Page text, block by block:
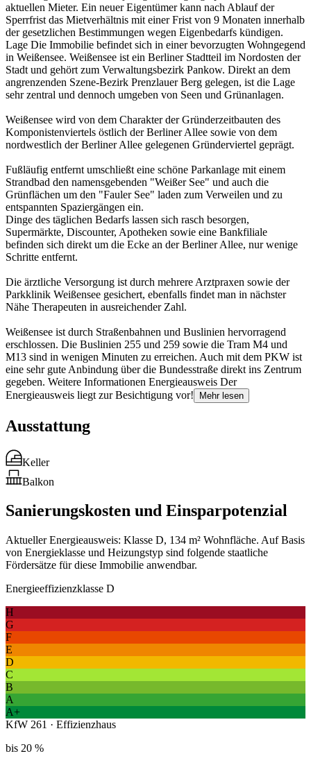
aktuellen Mieter. Ein neuer Eigentümer kann nach Ablauf der
Sperrfrist das Mietverhältnis mit einer Frist von 9 Monaten innerhalb
der gesetzlichen Bestimmungen wegen Eigenbedarfs kündigen.
Lage Die Immobilie befindet sich in einer bevorzugten Wohngegend
in Weißensee. Weißensee ist ein Berliner Stadtteil im Nordosten der
Stadt und gehört zum Verwaltungsbezirk Pankow. Direkt an dem
angrenzenden Szene-Bezirk Prenzlauer Berg gelegen, ist die Lage
sehr zentral und dennoch umgeben von Seen und Grünanlagen.
Weißensee wird von dem Charakter der Gründerzeitbauten des
Komponistenviertels östlich der Berliner Allee sowie von dem
nordwestlich der Berliner Allee gelegenen Gründerviertel geprägt.
Fußläufig entfernt umschließt eine schöne Parkanlage mit einem
Strandbad den namensgebenden "Weißer See" und auch die
Grünflächen um den "Fauler See" laden zum Verweilen und zu
entspannten Spaziergängen ein.
Dinge des täglichen Bedarfs lassen sich rasch besorgen,
Supermärkte, Discounter, Apotheken sowie eine Bankfiliale
befinden sich direkt um die Ecke an der Berliner Allee, nur wenige
Schritte entfernt.
Die ärztliche Versorgung ist durch mehrere Arztpraxen sowie der
Parkklinik Weißensee gesichert, ebenfalls findet man in nächster
Nähe Therapeuten in ausreichender Zahl.
Weißensee ist durch Straßenbahnen und Buslinien hervorragend
erschlossen. Die Buslinien 255 und 259 sowie die Tram M4 und
M13 sind in wenigen Minuten zu erreichen. Auch mit dem PKW ist
eine sehr gute Anbindung über die Bundesstraße direkt ins Zentrum
gegeben. Weitere Informationen Energieausweis Der
Energieausweis liegt zur Besichtigung vor!
Mehr lesen
Ausstattung
Keller
Balkon
Sanierungskosten und Einsparpotenzial
Aktueller Energieausweis: Klasse D, 134 m² Wohnfläche. Auf Basis
von Energieklasse und Heizungstyp sind folgende staatliche
Fördersätze für diese Immobilie anwendbar.
Energieeffizienzklasse D
H
G
F
E
D
C
B
A
A+
KfW 261 · Effizienzhaus
bis 20 %